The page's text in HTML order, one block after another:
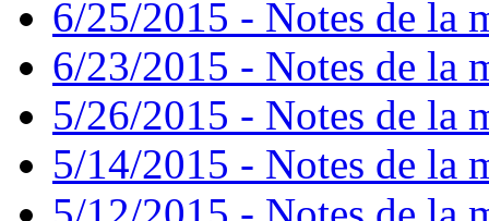
6/25/2015 - Notes de la
6/23/2015 - Notes de la
5/26/2015 - Notes de la
5/14/2015 - Notes de la